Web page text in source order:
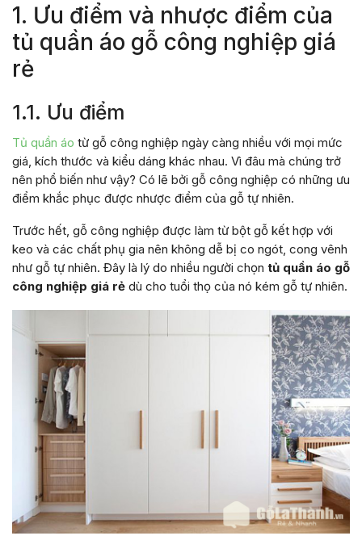
1. Ưu điểm và nhược điểm của
tủ quần áo gỗ công nghiệp giá
rẻ
1.1. Ưu điểm
Tủ quần áo từ gỗ công nghiệp ngày càng nhiều với mọi mức
giá, kích thước và kiểu dáng khác nhau. Vì đâu mà chúng trở
nên phổ biến như vậy? Có lẽ bởi gỗ công nghiệp có những ưu
điểm khắc phục được nhược điểm của gỗ tự nhiên.
Trước hết, gỗ công nghiệp được làm từ bột gỗ kết hợp với
keo và các chất phụ gia nên không dễ bị co ngót, cong vênh
như gỗ tự nhiên. Đây là lý do nhiều người chọn tủ quần áo gỗ
công nghiệp giá rẻ dù cho tuổi thọ của nó kém gỗ tự nhiên.